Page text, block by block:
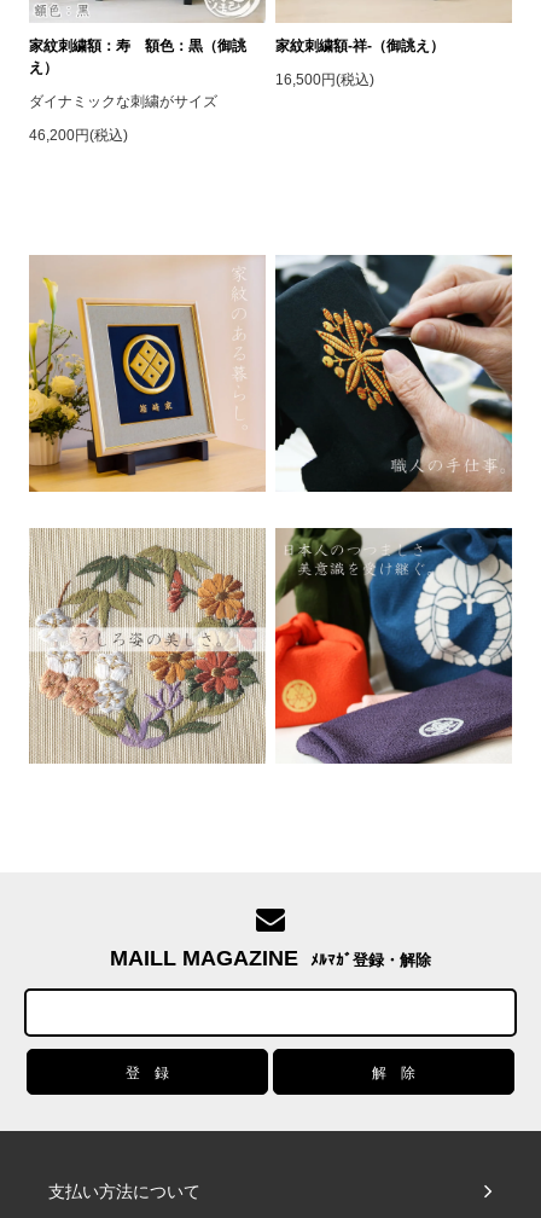
家紋刺繍額：寿 額色：黒（御誂
え）
ダイナミックな刺繍がサイズ
46,200円(税込)
家紋刺繍額-祥-（御誂え）
16,500円(税込)
MAILL MAGAZINE ﾒﾙﾏｶﾞ登録・解除
支払い方法について